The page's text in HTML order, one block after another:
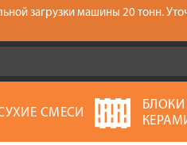
загрузки машины 20 тонн.
СМЕСИ
БЛОКИ